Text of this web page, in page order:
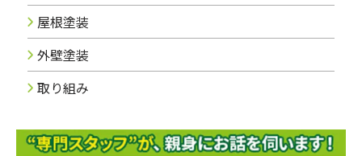
屋根塗装
外壁塗装
取り組み